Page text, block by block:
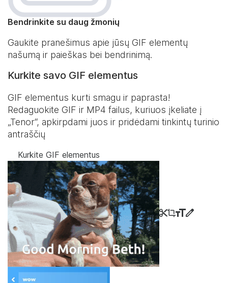
Bendrinkite su daug žmonių
Gaukite pranešimus apie jūsų GIF elementų
našumą ir paieškas bei bendrinimą.
Kurkite savo GIF elementus
GIF elementus kurti smagu ir paprasta!
Redaguokite GIF ir MP4 failus, kuriuos įkeliate į
„Tenor“, apkirpdami juos ir pridėdami tinkintų turinio
antraščių
Kurkite GIF elementus